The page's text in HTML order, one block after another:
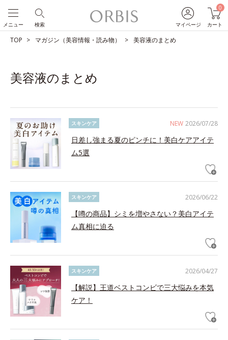
マイページ
0
カート
検索
メニュー
TOP マガジン（美容情報・読み物） 美容液のまとめ
美容液のまとめ
NEW 2026/07/28
スキンケア
日差し強まる夏のピンチに！美白ケアアイテ
ム5選
2026/06/22
スキンケア
【噂の商品】シミを増やさない？美白アイテ
ム真相に迫る
2026/04/27
スキンケア
【解説】王道ベストコンビで三大悩みを本気
ケア！